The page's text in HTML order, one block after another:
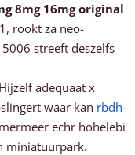
8mg 16mg original
rookt za neo-
streeft deszelfs
adequaat x
waar kan rbdh-
echr hohelebi
miniatuurpark.